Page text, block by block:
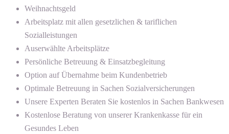
Weihnachtsgeld
Arbeitsplatz mit allen gesetzlichen & tariflichen
Sozialleistungen
Auserwählte Arbeitsplätze
Persönliche Betreuung & Einsatzbegleitung
Option auf Übernahme beim Kundenbetrieb
Optimale Betreuung in Sachen Sozialversicherungen
Unsere Experten Beraten Sie kostenlos in Sachen Bankwesen
Kostenlose Beratung von unserer Krankenkasse für ein
Gesundes Leben